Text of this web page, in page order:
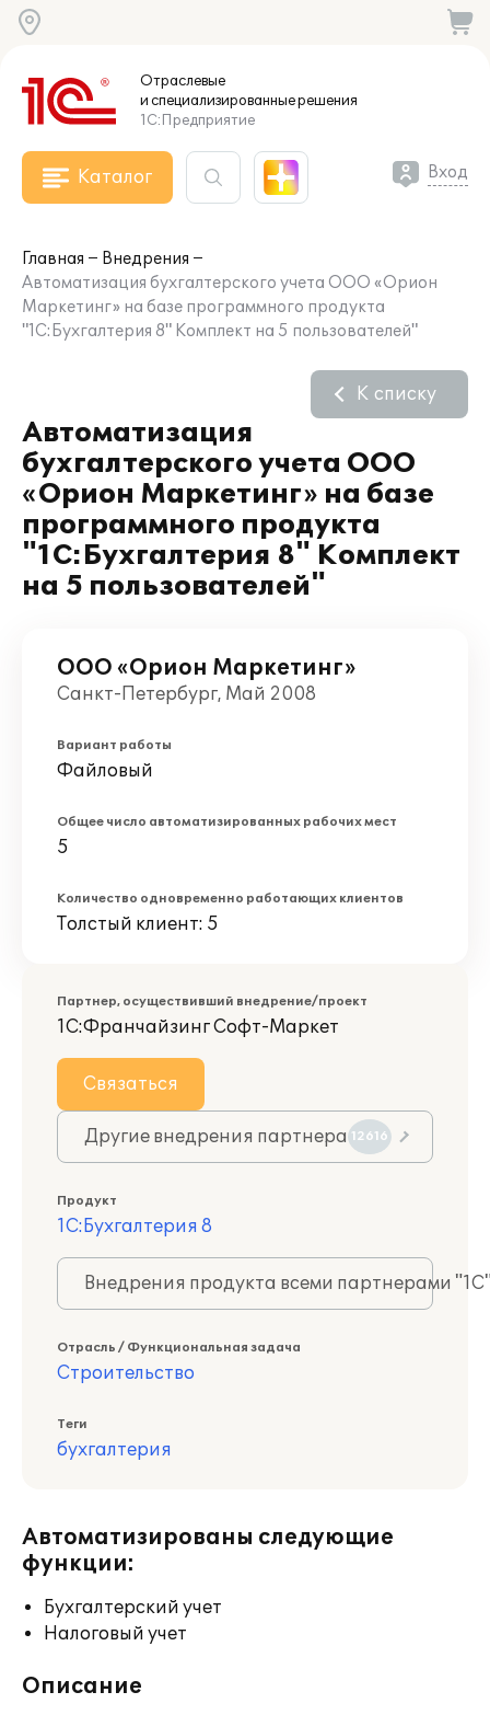
Отраслевые
и специализированныерешения
1С:Предприятие
Каталог Вход
Главная
Внедрения
Автоматизация бухгалтерского учета ООО «Орион
Маркетинг» на базе программного продукта
"1С:Бухгалтерия 8" Комплект на 5 пользователей"
Автоматизация
бухгалтерского учета ООО
«Орион Маркетинг» на базе
программного продукта
"1С:Бухгалтерия 8" Комплект
на 5 пользователей"
К списку
ООО «Орион Маркетинг»
Санкт-Петербург, Май 2008
Вариант работы
Файловый
Общее число автоматизированных рабочих мест
5
Количество одновременно работающих клиентов
Толстый клиент: 5
Партнер, осуществивший внедрение/проект
1С:Франчайзинг Софт-Маркет
Связаться
Другие внедрения партнера 12616
Продукт
1С:Бухгалтерия 8
Внедрения продукта всеми партнерами
Отрасль / Функциональная задача
Строительство
Теги
бухгалтерия
Автоматизированы следующие
функции:
Бухгалтерский учет
Налоговый учет
Описание